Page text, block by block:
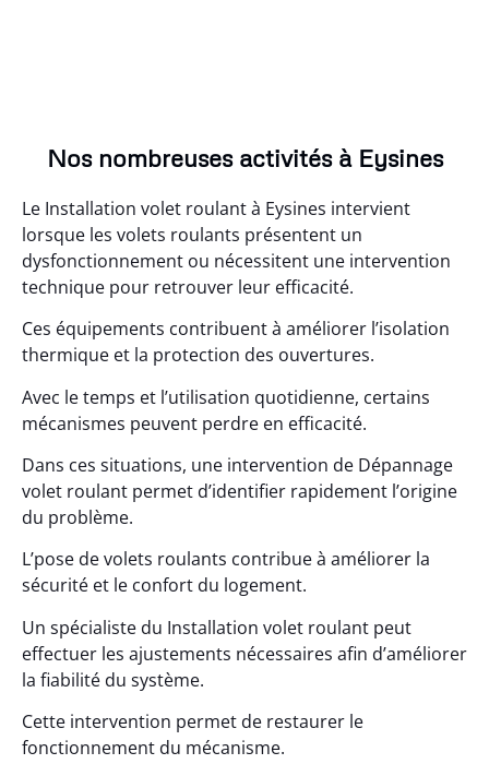
Nos nombreuses activités à Eysines
Le Installation volet roulant à Eysines intervient
lorsque les volets roulants présentent un
dysfonctionnement ou nécessitent une intervention
technique pour retrouver leur efficacité.
Ces équipements contribuent à améliorer l’isolation
thermique et la protection des ouvertures.
Avec le temps et l’utilisation quotidienne, certains
mécanismes peuvent perdre en efficacité.
Dans ces situations, une intervention de Dépannage
volet roulant permet d’identifier rapidement l’origine
du problème.
L’pose de volets roulants contribue à améliorer la
sécurité et le confort du logement.
Un spécialiste du Installation volet roulant peut
effectuer les ajustements nécessaires afin d’améliorer
la fiabilité du système.
Cette intervention permet de restaurer le
fonctionnement du mécanisme.